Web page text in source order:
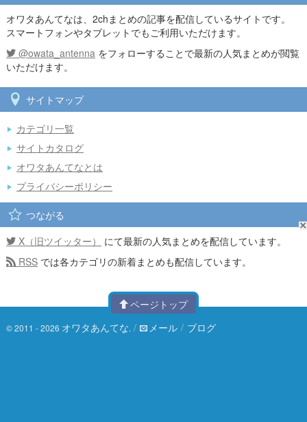
オワタあんてなは、2chまとめの記事を配信しているサイトです。
スマートフォンやタブレットでもご利用いただけます。
@owata_antenna をフォローすることで最新の人気まとめが閲覧
いただけます。
サイトマップ
カテゴリ一覧
サイトカタログ
オワタあんてなとは
プライバシーポリシー
つながる
X（旧ツイッター）
にて最新の人気まとめを配信しています。
RSS では各カテゴリの新着まとめも配信しています。
ページトップ
© 2011 - 2026 オワタあんてな. / メール / ブログ